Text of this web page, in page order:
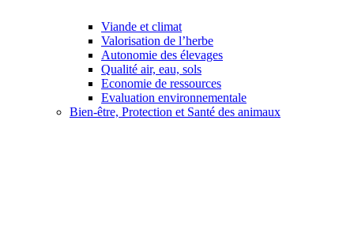
Viande et climat
Valorisation de l’herbe
Autonomie des élevages
Qualité air, eau, sols
Economie de ressources
Evaluation environnementale
Bien-être, Protection et Santé des animaux